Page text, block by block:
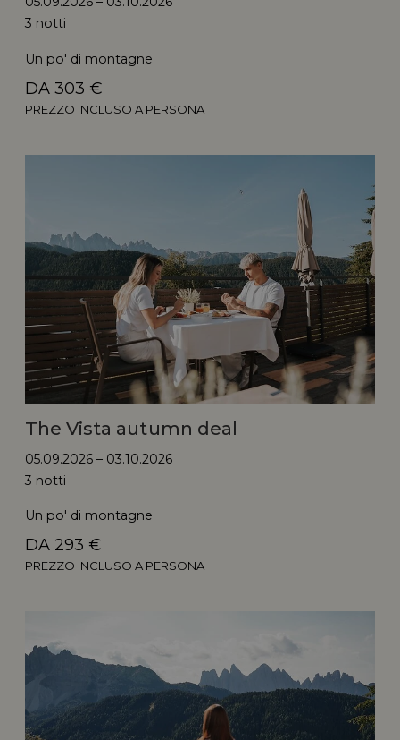
3 notti
Un po' di montagne
DA 303 €
PREZZO INCLUSO A PERSONA
The Vista autumn deal
05.09.2026 – 03.10.2026
3 notti
Un po' di montagne
DA 293 €
PREZZO INCLUSO A PERSONA